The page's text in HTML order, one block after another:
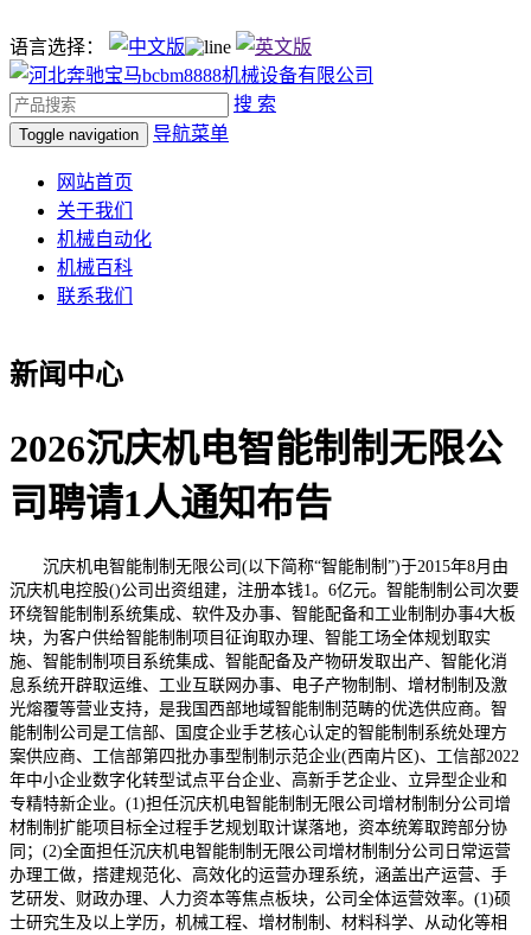
语言选择：
搜 索
Toggle navigation 导航菜单
网站首页
关于我们
机械自动化
机械百科
联系我们
新闻中心
2026沉庆机电智能制制无限公
司聘请1人通知布告
沉庆机电智能制制无限公司(以下简称“智能制制”)于2015年8月由
沉庆机电控股()公司出资组建，注册本钱1。6亿元。智能制制公司次要
环绕智能制制系统集成、软件及办事、智能配备和工业制制办事4大板
块，为客户供给智能制制项目征询取办理、智能工场全体规划取实
施、智能制制项目系统集成、智能配备及产物研发取出产、智能化消
息系统开辟取运维、工业互联网办事、电子产物制制、增材制制及激
光熔覆等营业支持，是我国西部地域智能制制范畴的优选供应商。智
能制制公司是工信部、国度企业手艺核心认定的智能制制系统处理方
案供应商、工信部第四批办事型制制示范企业(西南片区)、工信部2022
年中小企业数字化转型试点平台企业、高新手艺企业、立异型企业和
专精特新企业。(1)担任沉庆机电智能制制无限公司增材制制分公司增
材制制扩能项目标全过程手艺规划取计谋落地，资本统筹取跨部分协
同；(2)全面担任沉庆机电智能制制无限公司增材制制分公司日常运营
办理工做，搭建规范化、高效化的运营办理系统，涵盖出产运营、手
艺研发、财政办理、人力资本等焦点板块，公司全体运营效率。(1)硕
士研究生及以上学历，机械工程、增材制制、材料科学、从动化等相